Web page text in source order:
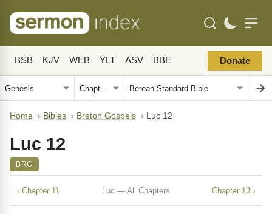
BSB KJV WEB YLT ASV BBE Donate
Home › Bibles › Breton Gospels › Luc 12
Luc 12
BRG
‹ Chapter 11 Luc — All Chapters Chapter 13 ›